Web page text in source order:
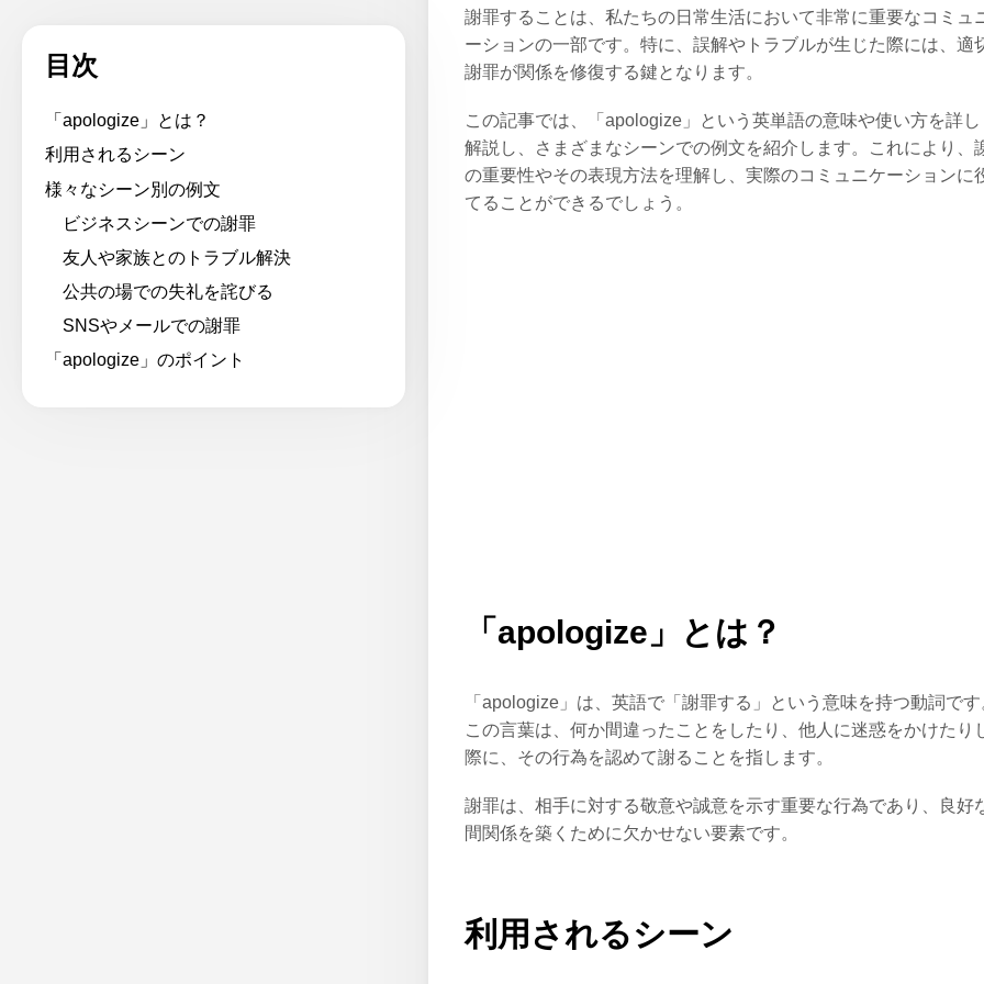
目次
「apologize」とは？
利用されるシーン
様々なシーン別の例文
ビジネスシーンでの謝罪
友人や家族とのトラブル解決
公共の場での失礼を詫びる
SNSやメールでの謝罪
「apologize」のポイント
謝罪することは、私たちの日常生活において非常に重要なコミュ
ーションの一部です。特に、誤解やトラブルが生じた際には、適
謝罪が関係を修復する鍵となります。
この記事では、「apologize」という英単語の意味や使い方を詳し
解説し、さまざまなシーンでの例文を紹介します。これにより、
の重要性やその表現方法を理解し、実際のコミュニケーションに
てることができるでしょう。
「apologize」とは？
「apologize」は、英語で「謝罪する」という意味を持つ動詞です
この言葉は、何か間違ったことをしたり、他人に迷惑をかけたり
際に、その行為を認めて謝ることを指します。
謝罪は、相手に対する敬意や誠意を示す重要な行為であり、良好
間関係を築くために欠かせない要素です。
利用されるシーン